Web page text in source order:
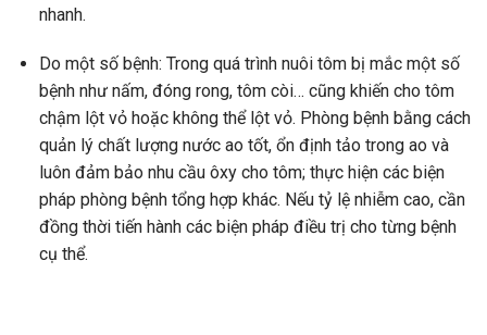
nhanh.
Do một số bệnh: Trong quá trình nuôi tôm bị mắc một số
bệnh như nấm, đóng rong, tôm còi… cũng khiến cho tôm
chậm lột vỏ hoặc không thể lột vỏ. Phòng bệnh bằng cách
quản lý chất lượng nước ao tốt, ổn định tảo trong ao và
luôn đảm bảo nhu cầu ôxy cho tôm; thực hiện các biện
pháp phòng bệnh tổng hợp khác. Nếu tỷ lệ nhiễm cao, cần
đồng thời tiến hành các biện pháp điều trị cho từng bệnh
cụ thể.